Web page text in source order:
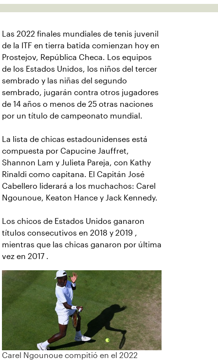
Las 2022 finales mundiales de tenis juvenil
de la ITF en tierra batida comienzan hoy en
Prostejov, República Checa. Los equipos
de los Estados Unidos, los niños del tercer
sembrado y las niñas del segundo
sembrado, jugarán contra otros jugadores
de 14 años o menos de 25 otras naciones
por un título de campeonato mundial.
La lista de chicas estadounidenses está
compuesta por Capucine Jauffret,
Shannon Lam y Julieta Pareja, con Kathy
Rinaldi como capitana. El Capitán José
Cabellero liderará a los muchachos: Carel
Ngounoue, Keaton Hance y Jack Kennedy.
Los chicos de Estados Unidos ganaron
títulos consecutivos en 2018 y 2019 ,
mientras que las chicas ganaron por última
vez en 2017 .
Carel Ngounoue compitió en el 2022